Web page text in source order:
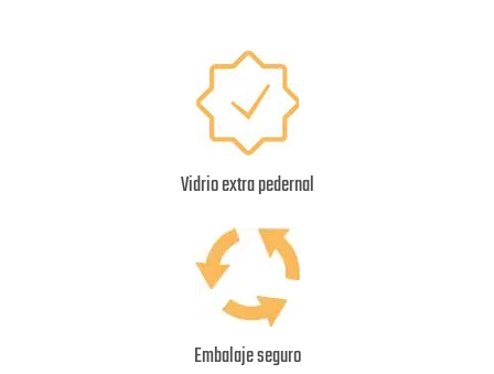
Vidrio extra pedernal
Embalaje seguro